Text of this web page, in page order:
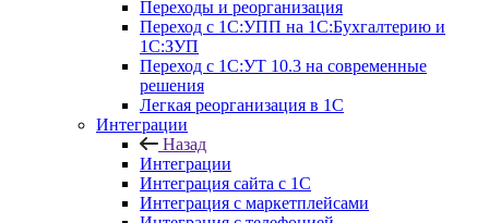
Переходы и реорганизация
Переход с 1С:УПП на 1С:Бухгалтерию и
1С:ЗУП
Переход с 1С:УТ 10.3 на современные
решения
Легкая реорганизация в 1С
Интеграции
Назад
Интеграции
Интеграция сайта с 1С
Интеграция с маркетплейсами